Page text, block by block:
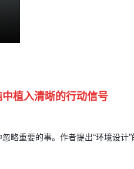
植入清晰的行动信号
略重要的事。作者提出“环境设计”